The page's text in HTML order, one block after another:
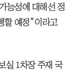
능성에 대해선 정
할 예정”이라고
실 1차장 주재 국